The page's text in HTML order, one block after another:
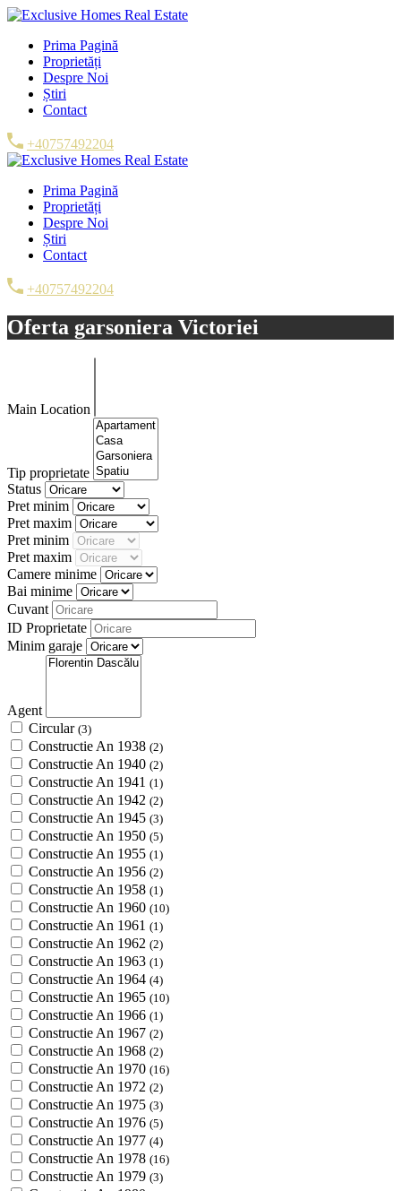
Prima Pagină
Proprietăți
Despre Noi
Știri
Contact
+40757492204
Prima Pagină
Proprietăți
Despre Noi
Știri
Contact
+40757492204
Oferta garsoniera Victoriei
Main Location
Tip proprietate
Status
Pret minim
Pret maxim
Pret minim
Pret maxim
Camere minime
Bai minime
Cuvant
ID Proprietate
Minim garaje
Agent
Circular (3)
Constructie An 1938 (2)
Constructie An 1940 (2)
Constructie An 1941 (1)
Constructie An 1942 (2)
Constructie An 1945 (3)
Constructie An 1950 (5)
Constructie An 1955 (1)
Constructie An 1956 (2)
Constructie An 1958 (1)
Constructie An 1960 (10)
Constructie An 1961 (1)
Constructie An 1962 (2)
Constructie An 1963 (1)
Constructie An 1964 (4)
Constructie An 1965 (10)
Constructie An 1966 (1)
Constructie An 1967 (2)
Constructie An 1968 (2)
Constructie An 1970 (16)
Constructie An 1972 (2)
Constructie An 1975 (3)
Constructie An 1976 (5)
Constructie An 1977 (4)
Constructie An 1978 (16)
Constructie An 1979 (3)